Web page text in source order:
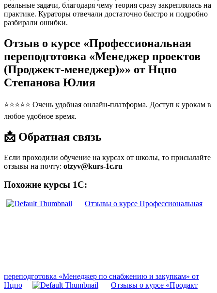
реальные задачи, благодаря чему теория сразу закреплялась на
практике. Кураторы отвечали достаточно быстро и подробно
разбирали ошибки.
Отзыв о курсе «Профессиональная
переподготовка «Менеджер проектов
(Проджект-менеджер)»» от Нцпо
Степанова Юлия
⭐⭐⭐⭐⭐ Очень удобная онлайн-платформа. Доступ к урокам в
любое удобное время.
📩 Обратная связь
Если проходили обучение на курсах от школы, то присылайте
отзывы на почту: otzyv@kurs-1c.ru
Похожие курсы 1С:
Отзывы о курсе Профессиональная
переподготовка «Менеджер по снабжению и закупкам» от
Нцпо
Отзывы о курсе «Продакт